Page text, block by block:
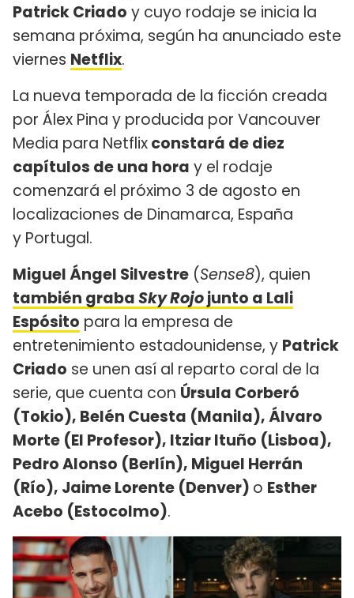
Patrick Criado y cuyo rodaje se inicia la
semana próxima, según ha anunciado este
viernes Netflix.
La nueva temporada de la ficción creada
por Álex Pina y producida por Vancouver
Media para Netflixconstará de diez
capítulos de una hora y el rodaje
comenzará el próximo 3 de agosto en
localizaciones de Dinamarca, España
y Portugal.
Miguel Ángel Silvestre (Sense8), quien
también grabaSky Rojojunto a Lali
Espósito para la empresa de
entretenimiento estadounidense, y Patrick
Criado se unen así al reparto coral de la
serie, que cuenta con Úrsula Corberó
(Tokio), Belén Cuesta (Manila), Álvaro
Morte (El Profesor), Itziar Ituño (Lisboa),
Pedro Alonso (Berlín), Miguel Herrán
(Río), Jaime Lorente (Denver) o Esther
Acebo (Estocolmo).